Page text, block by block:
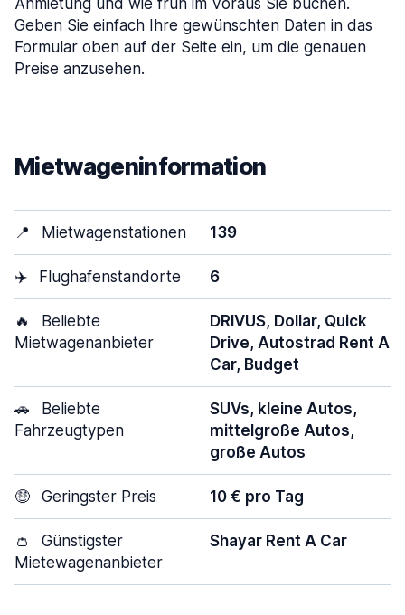
Anmietung und wie früh im Voraus Sie buchen.
Geben Sie einfach Ihre gewünschten Daten in das
Formular oben auf der Seite ein, um die genauen
Preise anzusehen.
Mietwageninformation
📍 Mietwagenstationen 139
✈️ Flughafenstandorte 6
🔥
Beliebte
Mietwagenanbieter
DRIVUS, Dollar, Quick
Drive, Autostrad Rent A
Car, Budget
🚗
Beliebte
Fahrzeugtypen
SUVs, kleine Autos,
mittelgroße Autos,
große Autos
🤑 Geringster Preis 10 € pro Tag
👛
Günstigster
Mietewagenanbieter
Shayar Rent A Car